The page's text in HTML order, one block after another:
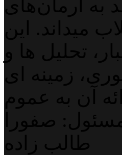
به آرمان‌های
میداند. این
تحلیل ها و
زمینه ای
آن به عموم
صفورا
طالب زاده